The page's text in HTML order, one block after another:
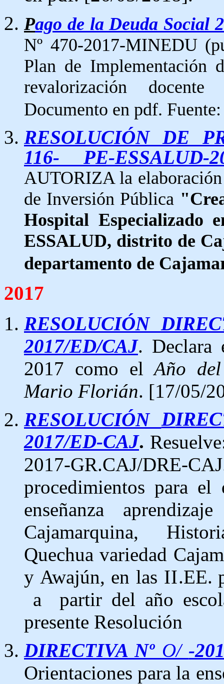
Pago de la Deuda Social
Nº 470-2017-MINEDU
Plan de Implementación
revalorización
Documento en pdf.
RESOLUCIÓN DE
116- PE-ESSALUD-
AUTORIZA la
de Inversión Pública
Hospital Especializado
ESSALUD, distrito de
departamento de
2017
RESOLUCIÓN
2017/ED/CAJ. Declara
2017 como elAño
Mario Florián. [17/05/
RESOLUCIÓND
2017/ED-CAJ.
2017-GR.CAJ/DRE-
procedimientos para el
enseñanza
aprendizaje
Cajamarquina,
Quechua variedad
y Awajún, en las II.EE.
a
partir del año
presente Resolución
DIRECTIVA Nº O/ -
Orientaciones para la